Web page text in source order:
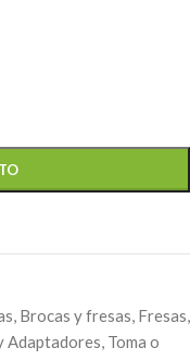
, Brocas y fresas, Fresas,
Adaptadores, Toma o